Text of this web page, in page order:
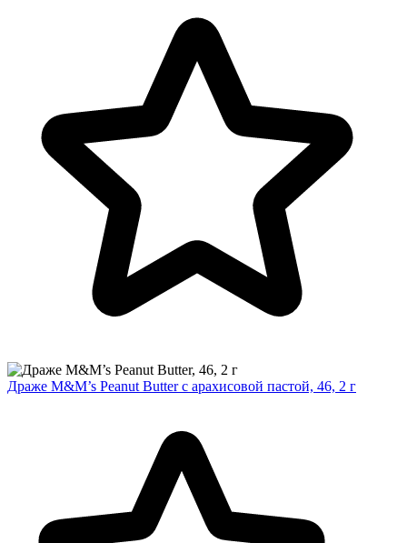
Драже M&M’s Peanut Butter с арахисовой пастой, 46, 2 г